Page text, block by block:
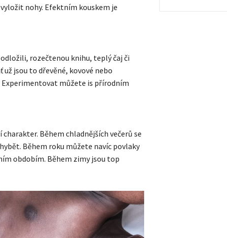
nohy. Efektním kouskem je
rozečtenou knihu, teplý čaj či
jsou to dřevěné, kovové nebo
můžete is přírodním
Během chladnějších večerů se
Během roku můžete navíc povlaky
obdobím. Během zimy jsou top